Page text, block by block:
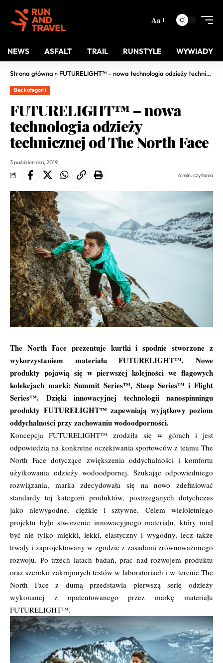
Aa
NEWS ASFALT TRAIL RUNSTYLE WYWIADY
Strona główna » FUTURELIGHT™ – nowa technologia odzieży technicznej od The North Face
Bez kategorii
FUTURELIGHT™ – nowa
technologia odzieży
technicznej od The North Face
3 października, 2019
6 min. czytania
The North Face prezentuje kurtki i spodnie stworzone z
wykorzystaniem materiału FUTURELIGHT™. Nowe
produkty pojawią się w pierwszej kolejności we flagowych
kolekcjach marki: Summit Series™, Steep Series™ i Flight
Series™. Dzięki innowacyjnej technologii nanospinningu
produkty FUTURELIGHT™ zapewniają wyjątkowy poziom
oddychalności przy zachowaniu wodoodporności.
Koncepcja FUTURELIGHT™ zrodziła się w górach i jest
odpowiedzią na konkretne oczekiwania sportowców z teamu The
North Face dotyczące zwiększenia oddychalności i komfortu
użytkowania odzieży wodoodpornej. Szukając odpowiedniego
rozwiązania, marka zdecydowała się na nowo zdefiniować
standardy tej kategorii produktów, postrzeganych dotychczas
jako niewygodne, ciężkie i sztywne. Celem wieloletniego
projektu było stworzenie innowacyjnego materiału, który miał
być nie tylko miękki, lekki, elastyczny i wygodny, lecz także
trwały i zaprojektowany w zgodzie z zasadami zrównoważonego
rozwoju. Po trzech latach badań, prac nad rozwojem produktu
oraz szeroko zakrojonych testów w laboratoriach i w terenie The
North Face z dumą przedstawia pierwszą serię odzieży
wykonanej z opatentowanego przez markę materiału
FUTURELIGHT™.